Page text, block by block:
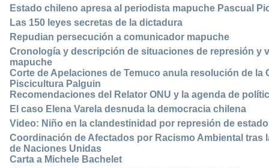
Estado chileno apresa al periodista mapuche Pascual
Las 150 leyes secretas de la dictadura
Repudian persecución a comunicador mapuche
Cronología y descripción de situaciones de represión y
mapuche
Corte de Apelaciones de Temuco anula resolución de
Piscicultura Palguin
Recomendaciones del Relator ONU y la agenda de
El caso Elena Varela desnuda la democracia chilena
Video: Niño en la clandestinidad por represión de
Coordinación de Afectados por Racismo Ambiental tras
de Naciones Unidas
Carta a Michele Bachelet